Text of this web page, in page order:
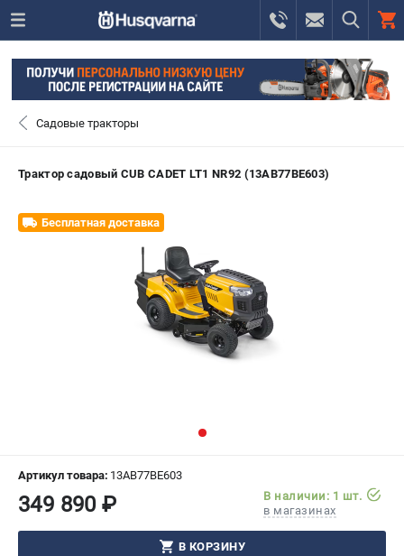
МАГАЗИНЫ
ИЗБРАННОЕ ( 0 )
ВХОД ИЛИ РЕГИСТРАЦИЯ
ЗАКАЗАТЬ ЗАПЧАСТЬ
0 ₽
Садовые тракторы
Трактор садовый CUB CADET LT1 NR92 (13AB77BE603)
Бесплатная доставка
Артикул товара: 13AB77BE603
349 890 ₽
В наличии: 1 шт.
в магазинах
В КОРЗИНУ